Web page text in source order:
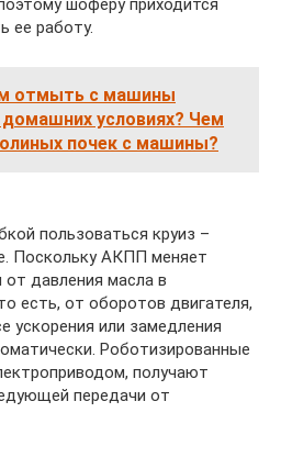
шоферу приходится
ее работу.
отмыть с машины
условиях? Чем
почек с машины?
пользоваться круиз –
Поскольку АКПП меняет
давления масла в
есть, от оборотов двигателя,
ускорения или замедления
Роботизированные
получают
передачи от